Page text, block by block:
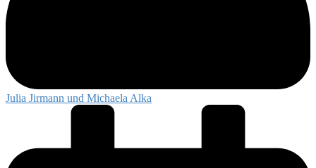
Julia Jirmann und Michaela Alka